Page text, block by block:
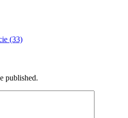
(33)
published.